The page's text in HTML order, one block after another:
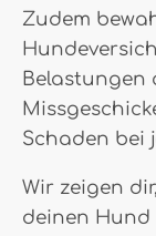
Zudem
Schaden bei
Wir zeigen
deinen